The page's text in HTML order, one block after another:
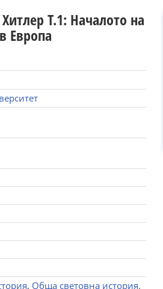
Т.1: Началото на
Европа
, Обща световна история.